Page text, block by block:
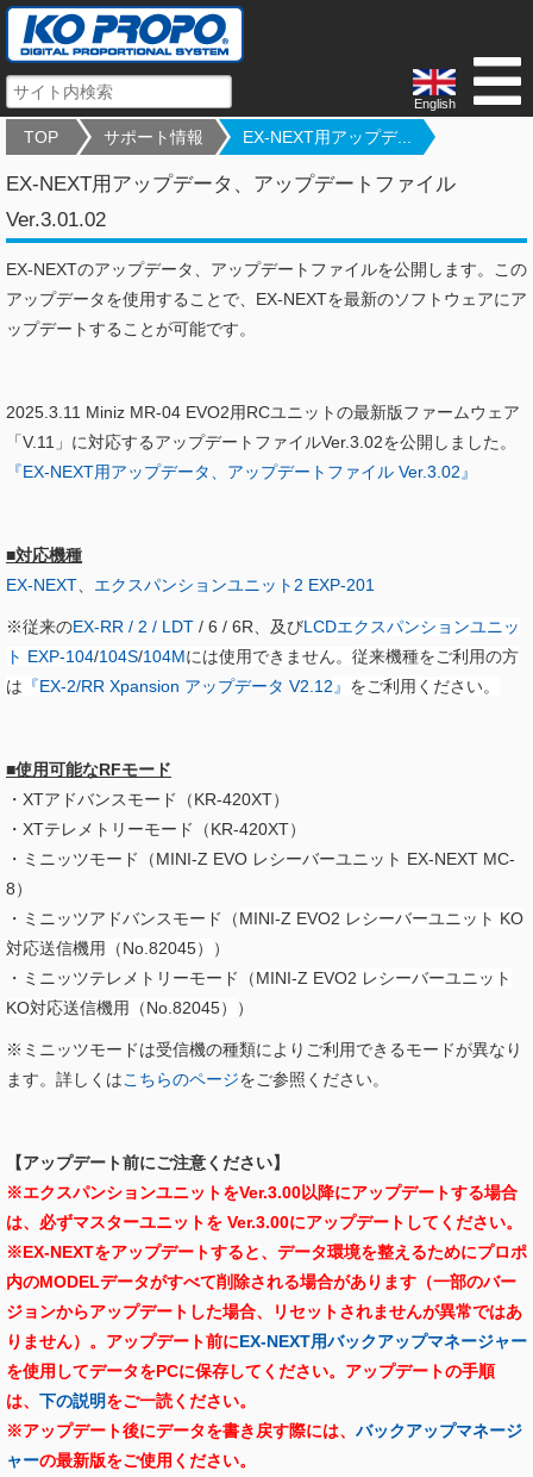
English
TOP サポート情報 EX-NEXT用アップデ...
EX-NEXT用アップデータ、アップデートファイル
Ver.3.01.02
EX-NEXTのアップデータ、アップデートファイルを公開します。この
アップデータを使用することで、EX-NEXTを最新のソフトウェアにア
ップデートすることが可能です。
2025.3.11 Miniz MR-04 EVO2用RCユニットの最新版ファームウェア
「V.11」に対応するアップデートファイルVer.3.02を公開しました。
『EX-NEXT用アップデータ、アップデートファイル Ver.3.02』
■対応機種
EX-NEXT
エクスパンションユニット2 EXP-201
※従来のEX-RR / 2 / LDT / 6 / 6R、及びLCDエクスパンションユニッ
ト EXP-104/104S/104Mには使用できません。従来機種をご利用の方
は 『EX-2/RR Xpansion アップデータ V2.12​ 』 をご利用ください。
■使用可能なRFモード
・XTアドバンスモード（KR-420XT）
・XTテレメトリーモード（KR-420XT）
・ミニッツモード（MINI-Z EVO レシーバーユニット EX-NEXT MC-
8）
・ミニッツアドバンスモード（MINI-Z EVO2 レシーバーユニット KO
対応送信機用（No.82045）
）
・ミニッツテレメトリーモード（MINI-Z EVO2 レシーバーユニット
KO対応送信機用（No.82045）
）
※ミニッツモードは受信機の種類によりご利用できるモードが異なり
ます。詳しくはこちらのページをご参照ください。
【アップデート前にご注意ください】
※エクスパンションユニットをVer.3.00以降にアップデートする場合
は、必ずマスターユニットを Ver.3.00にアップデートしてください。
※EX-NEXTをアップデートすると、データ環境を整えるためにプロポ
内のMODELデータがすべて削除される場合があります（一部のバー
ジョンからアップデートした場合、リセットされませんが異常ではあ
りません）。アップデート前にEX-NEXT用バックアップマネージャー
を使用してデータをPCに保存してください。 アップデートの手順
は、 下の説明をご一読ください。
※アップデート後にデータを書き戻す際には、 バックアップマネージ
ャーの最新版をご使用ください。